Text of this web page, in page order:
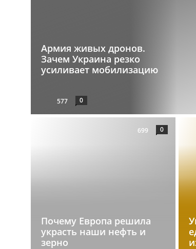
Армия живых дронов.
Зачем Украина резко
усиливает мобилизацию
577 0
Почему Европа решила
украсть наши нефть и
зерно
699 0